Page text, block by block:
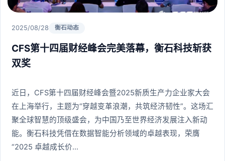
2025/08/28 衡石动态
CFS第十四届财经峰会完美落幕，衡石科技斩获
双奖
近日，CFS第十四届财经峰会暨2025新质生产力企业家大会
在上海举行，主题为“穿越变革浪潮，共筑经济韧性”。这场汇
聚全球智慧的顶级盛会，为中国乃至世界经济发展注入新动
能。衡石科技凭借在数据智能分析领域的卓越表现，荣膺
“2025 卓越成长价...